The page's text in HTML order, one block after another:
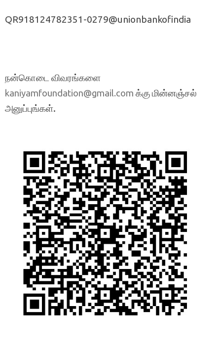
QR918124782351-0279@unionbankofindia
நன்கொடை விவரங்களை
kaniyamfoundation@gmail.com க்கு மின்னஞ்சல்
அனுப்புங்கள்.